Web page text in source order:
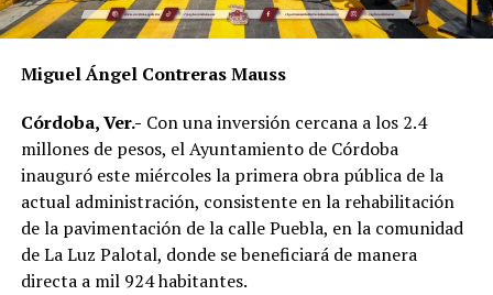
Miguel Ángel Contreras Mauss
Córdoba, Ver.- Con una inversión cercana a los 2.4
millones de pesos, el Ayuntamiento de Córdoba
inauguró este miércoles la primera obra pública de la
actual administración, consistente en la rehabilitación
de la pavimentación de la calle Puebla, en la comunidad
de La Luz Palotal, donde se beneficiará de manera
directa a mil 924 habitantes.